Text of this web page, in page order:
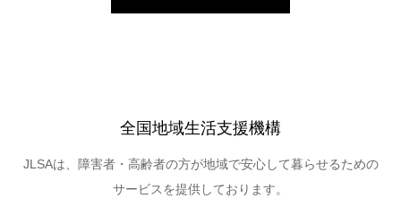
全国地域生活支援機構
JLSAは、障害者・高齢者の方が地域で安心して暮らせるための
サービスを提供しております。